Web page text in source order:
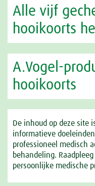
Alle vijf
hooikoorts
A.Vogel-
hooikoorts
De inhoud op deze site
informatieve
professioneel medisch
behandeling.
persoonlijke medische